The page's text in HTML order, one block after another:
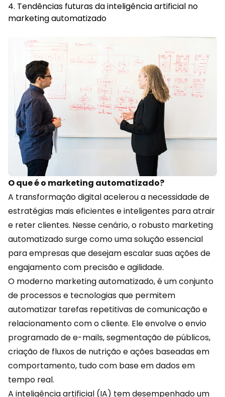
Tendências futuras da inteligência artificial no
marketing automatizado
O que é o marketing automatizado?
A transformação digital acelerou a necessidade de
estratégias mais eficientes e inteligentes para atrair
e reter clientes. Nesse cenário, o robusto marketing
automatizado surge como uma solução essencial
para empresas que desejam escalar suas ações de
engajamento com precisão e agilidade.
O moderno marketing automatizado, é um conjunto
de processos e tecnologias que permitem
automatizar tarefas repetitivas de comunicação e
relacionamento com o cliente. Ele envolve o envio
programado dee-mails, segmentação de públicos,
criação de fluxos de nutrição e ações baseadas em
comportamento, tudo com base em dados em
tempo real.
A inteligência artificial (IA) tem desempenhado um